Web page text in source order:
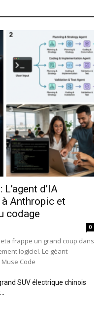
d’IA
à Anthropic et
codage
0
frappe un grand coup dans
logiciel. Le géant
Code
SUV électrique chinois